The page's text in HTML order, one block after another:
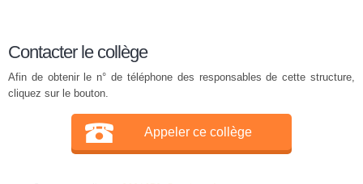
Contacter le collège
Afin de obtenir le n° de téléphone des responsables de cette structure,
cliquez sur le bouton.
Appeler ce collège